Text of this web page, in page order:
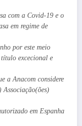
com a Covid-19 e o
em regime de
por este meio
excecional e
a Anacom considere
Associação(ões)
em Espanha